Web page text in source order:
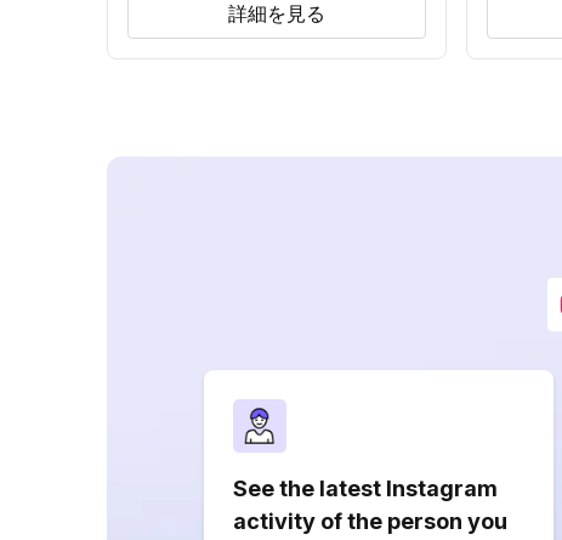
詳細を見る
See the latest Instagram
activity of the person you